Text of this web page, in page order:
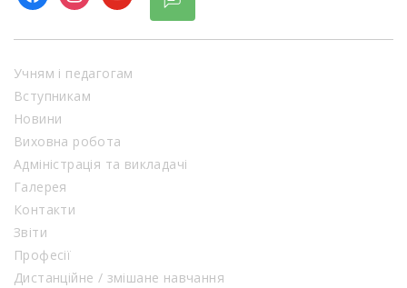
Учням і педагогам
Вступникам
Новини
Виховна робота
Адміністрація та викладачі
Галерея
Контакти
Звіти
Професії
Дистанційне / змішане навчання